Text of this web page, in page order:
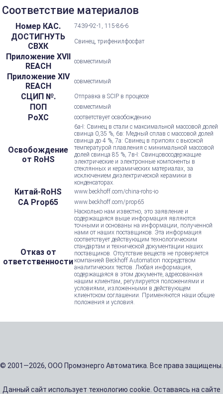
Соответствие материалов
Номер КАС. 7439-92-1, 115-86-6
ДОСТИГНУТЬ
СВХК
Свинец, трифенилфосфат
Приложение XVII
REACH
совместимый
Приложение XIV
REACH
совместимый
СЦИП №. Отправка в SCIP в процессе
ПОП совместимый
РоХС соответствует освобождению
Освобождение
от RoHS
6а-I: Свинец в стали с максимальной массовой долей
свинца 0,35 %, 6в: Медный сплав с массовой долей
свинца до 4 %, 7а: Свинец в припоях с высокой
температурой плавления с минимальной массовой
долей свинца 85 %, 7в-I: Свинцовосодержащие
электрические и электронные компоненты в
стеклянных и керамических материалах, за
исключением диэлектрической керамики в
конденсаторах.
Китай-RoHS www.beckhoff.com/china-rohs-io
CA Prop65 www.beckhoff.com/prop65
Отказ от
ответственности
Насколько нам известно, это заявление и
содержащаяся выше информация являются
точными и основаны на информации, полученной
нами от наших поставщиков. Эта информация
соответствует действующим технологическим
стандартам и технической документации наших
поставщиков. Отсутствие веществ не проверяется
компанией Beckhoff Automation посредством
аналитических тестов. Любая информация,
содержащаяся в этом документе, адресованная
нашим клиентам, регулируется положениями и
условиями, изложенными в действующем
клиентском соглашении. Применяются наши общие
положения и условия.
© 2001—2026, ООО Промэнерго Автоматика. Все права защищены.
Данный сайт использует технологию cookie. Оставаясь на сайте